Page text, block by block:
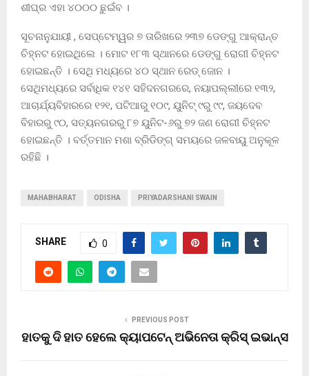
ଶୀଘ୍ର ଏହା ୪୦୦୦ ଛୁଇଁବ ।
ସୂଚନାନୁଯାୟୀ , ସେପ୍ଟେମ୍ୱର ୭ ତାରିଖରେ ୨୩୭ ଡେଙ୍ଗୁ ଆକ୍ରାନ୍ତ
ଚିହ୍ନଟ ହୋଇଥିଲେ । ମୋଟ ୧୮୩ ସ୍ଥାନରେ ଡେଙ୍ଗୁ ରୋଗୀ ଚିହ୍ନଟ
ହୋଇଛନ୍ତି । ସେଥି ମଧ୍ୟରେ ୪୦ ସ୍ଥାନ ରେଡ୍‌ ଜୋନ ।
ସେଥିମଧ୍ୟରେ ସର୍ବାଧିକ ୧୪୧ ସହିଦନଗରରେ, ନୟାପଲ୍ଲୀରେ ୧୩୨,
ଆଚାର୍ଯ୍ୟବିହାରରେ ୧୨୧, ପଟିଆରୁ ୧୦୯, ୟୁନିଟ୍‌ ୯ରୁ ୯୯, ଜୟଦେବ
ବିହାରରୁ ୯୦, ସତ୍ୟନଗରରୁ ୮୭ ୟୁନିଟ-୬ରୁ ୭୨ ଜଣ ରୋଗୀ ଚିହ୍ନଟ
ହୋଇଛନ୍ତି । ବର୍ତ୍ତମାନ ମଶା ବ୍ରିଡିଙ୍ଗ୍‌ ସମୟରେ ଜଳବାୟୁ ଅନୁକୂଳ
ରହିଛି ।
MAHABHARAT ODISHA PRIYADARSHANI SWAIN
SHARE 0
PREVIOUS POST
ହାତକୁ ଦି ହାତ ହେଲେ କ୍ୟାପଟେନ୍ ଅଭିନେତା କ୍ରିସ୍ ଇଭାନ୍ସ